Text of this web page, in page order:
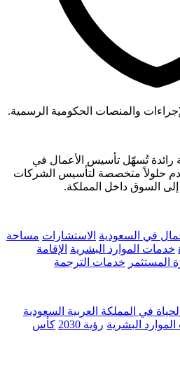
والمنصات الحكومية الرسمية.
تُسهّل تأسيس الأعمال في
حلولاً متخصصة لتأسيس الشركات
السوق داخل المملكة.
في السعودية الاستشارات مساحة
خدمات الموارد البشرية الإقامة
المستثمر خدمات الترجمة
الحياة في المملكة العربية السعودية
الموارد البشرية رؤية 2030
كأس